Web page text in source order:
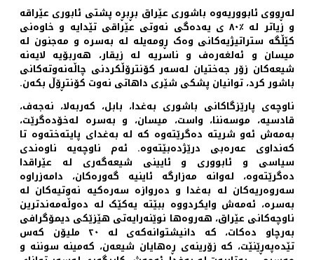
لەڕووی ئابووریەوە باشوری عێراق بڕبڕە پشتی ئابوری عێراقە
و زیاتر لە ٪٨٠ ی یەدەگی نەوتی عێراقی تێدایە و خاوەنی
کێڵگە ستراتیژیەکانی وەک ڕومەیلە لە بەسرە و مەجنون لە
میسان و ئەلغەرەف و ناسریە لە زیقار، هەربۆیە لایەنە
شیعەکان زۆر جەختیان لەسەر کۆنترۆڵکردنی چاڵەنەوتەکانی
باشور کرد، توانیان پشکی شێری داهاتی نەوت کۆنتڕۆڵ بکەن.
ناوچەی پارێزگاکانی باشوری بەغدا، بابل، کەربەلا، نەجەف،
قادسیە، موسەننا، واست، میسان، و بەسرە لەخۆدەگرێت،
بەمەش ئەو شریتە دەگرێتەوە کە لە بەغدای پایتەختەوە تا
کەنداوی عەرەبی درێژدەبێتەوە. ئەم ناوچەیە ناوەندی
سیاسی و ئابووری و ئایینی شیعەگەری لە عێراقدا
دەگرێتەوە، لەوانە مەزارگە ئاینیە گەورەکان، دامەزراوە
سەروەریەکان لە بەغدا و دەروازە سەرەکیە نەوتیەکان لە
بەسرە، ئەمەش وایکردووە ببێتە یەکێک لە دەوڵەمەندترین
ناوچەکانی عێراق، هەروەها نوێنەرایەتی هێزێکی دیمۆگرافی
بەرچاو دەکات، کە دانیشتوانەکەی لە ٢٠ ملیۆن کەس
تێدەپەڕێنێت، کە زۆرینەی ڕەهایان شیعەن، کەمینە سوننە و